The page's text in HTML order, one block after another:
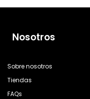
Nosotros
Sobre nosotros
Tiendas
FAQs